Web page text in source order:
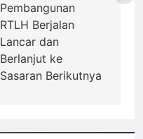
Pembangunan
RTLH Berjalan
Lancar dan
Berlanjut ke
Sasaran Berikutnya